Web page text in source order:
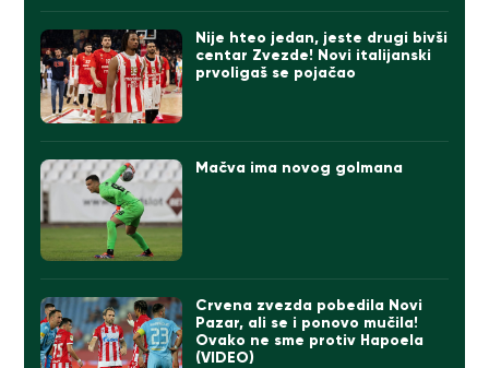
Nije hteo jedan, jeste drugi bivši
centar Zvezde! Novi italijanski
prvoligaš se pojačao
Mačva ima novog golmana
Crvena zvezda pobedila Novi
Pazar, ali se i ponovo mučila!
Ovako ne sme protiv Hapoela
(VIDEO)